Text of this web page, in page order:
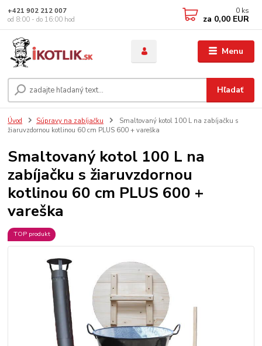
Menu
Hľadať
+421 902 212 007
od 8:00 - do 16:00 hod
0 ks
za 0,00 EUR
Úvod Súpravy na zabíjačku
Smaltovaný kotol 100 L na zabíjačku s
žiaruvzdornou kotlinou 60 cm PLUS 600 + vareška
Smaltovaný kotol 100 L na
zabíjačku s žiaruvzdornou
kotlinou 60 cm PLUS 600 +
vareška
TOP produkt